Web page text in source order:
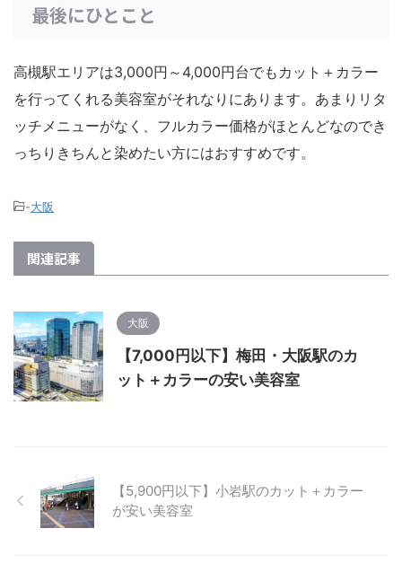
最後にひとこと
高槻駅エリアは3,000円～4,000円台でもカット＋カラー
を行ってくれる美容室がそれなりにあります。あまりリタ
ッチメニューがなく、フルカラー価格がほとんどなのでき
っちりきちんと染めたい方にはおすすめです。
-大阪
関連記事
大阪
【7,000円以下】梅田・大阪駅のカ
ット＋カラーの安い美容室
【5,900円以下】小岩駅のカット＋カラー
が安い美容室